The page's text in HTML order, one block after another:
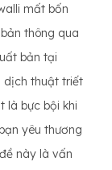
mất bốn
thông qua
bản tại
dịch thuật triết
là bực bội khi
yêu thương
này là vấn